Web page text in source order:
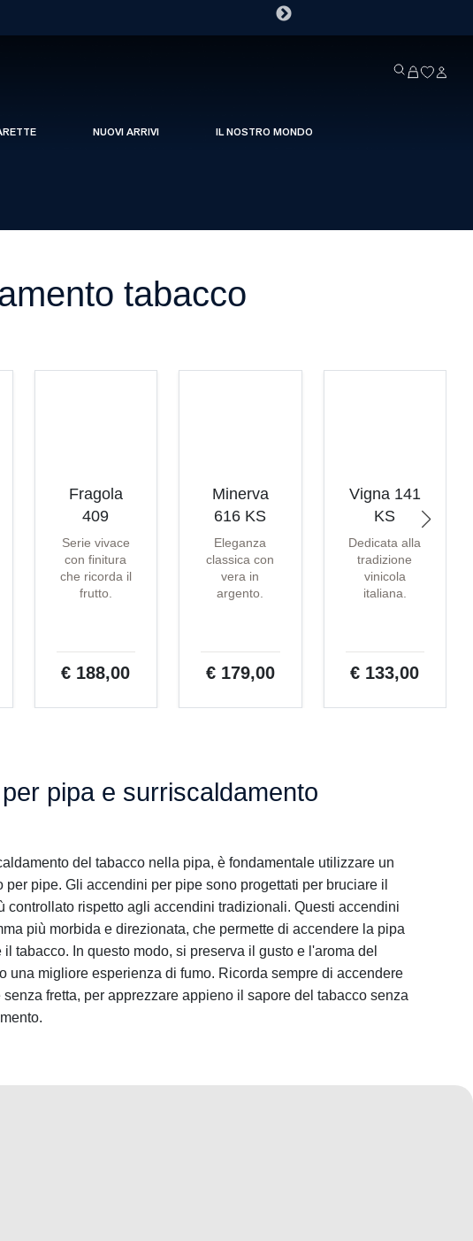
NUOVI ARRIVI IL NOSTRO MONDO
tabacco
Fragola
409
Serie vivace
con finitura
che ricorda il
frutto.
€ 188,00
Minerva
616 KS
Eleganza
classica con
vera in
argento.
€ 179,00
Vigna 141
KS
Dedicata alla
tradizione
vinicola
italiana.
€ 133,00
pipa e surriscaldamento
del tabacco nella pipa, è fondamentale utilizzare un
pipe. Gli accendini per pipe sono progettati per bruciare il
controllato rispetto agli accendini tradizionali. Questi accendini
più morbida e direzionata, che permette di accendere la pipa
tabacco. In questo modo, si preserva il gusto e l'aroma del
una migliore esperienza di fumo. Ricorda sempre di accendere
senza fretta, per apprezzare appieno il sapore del tabacco senza